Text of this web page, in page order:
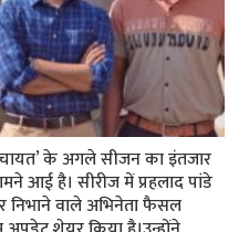
के अगले सीजन का इंतजार
आई है। सीरीज में प्रहलाद पांडे
निभाने वाले अभिनेता फैसल